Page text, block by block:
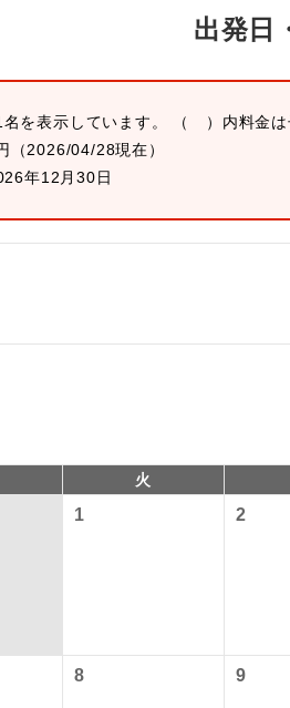
出発日
を表示しています。 （ ）内料金は
（2026/04/28現在）
年12月30日
火
1 2
8 9
アイコン